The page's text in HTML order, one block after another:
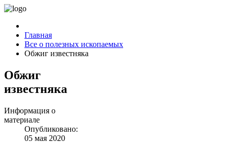
Главная
Все о полезных ископаемых
Обжиг известняка
Обжиг
известняка
Информация о
материале
Опубликовано:
05 мая 2020